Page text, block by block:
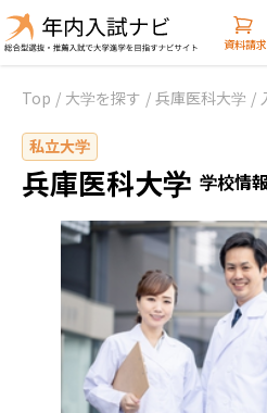
資料請求
Top / 大学を探す / 兵庫医科大学 /
私立大学
兵庫医科大学 学校情